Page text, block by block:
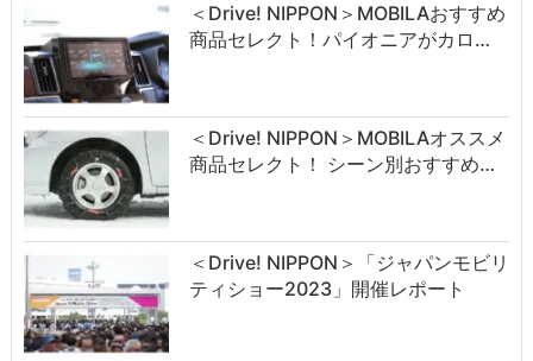
＜Drive! NIPPON＞MOBILAおすすめ
商品セレクト！パイオニアがカロ…
＜Drive! NIPPON＞MOBILAオススメ
商品セレクト！ シーン別おすすめ…
＜Drive! NIPPON＞「ジャパンモビリ
ティショー2023」開催レポート